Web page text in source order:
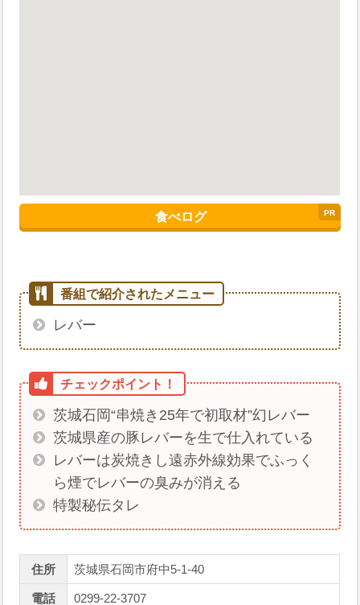
食べログ
レバー
茨城石岡“串焼き25年で初取材”幻レバー
茨城県産の豚レバーを生で仕入れている
レバーは炭焼きし遠赤外線効果でふっく
ら煙でレバーの臭みが消える
特製秘伝タレ
住所 茨城県石岡市府中5-1-40
電話 0299-22-3707